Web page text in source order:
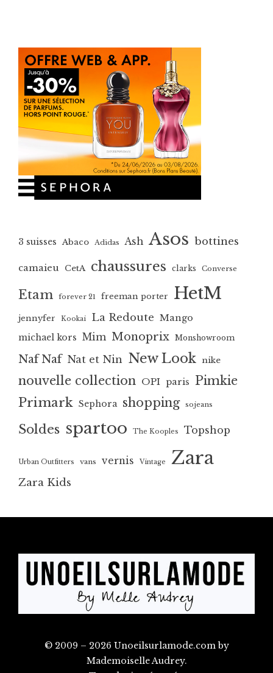
3 suisses Abaco Adidas Ash Asos bottines
camaieu CetA chaussures clarks Converse
Etam forever 21 freeman porter HetM
jennyfer Kookai La Redoute Mango
michael kors Mim Monoprix Monshowroom
Naf Naf Nat et Nin New Look nike
nouvelle collection OPI paris Pimkie
Primark Sephora shopping sojeans
Soldes spartoo The Kooples Topshop
Urban Outfitters vans vernis Vintage Zara
Zara Kids
© 2009 – 2026 Unoeilsurlamode.com by
Mademoiselle Audrey.